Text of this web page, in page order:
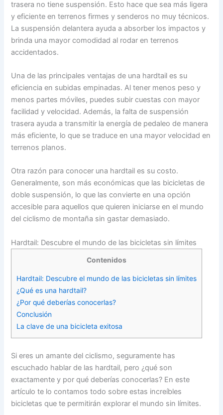
trasera no tiene suspensión. Esto hace que sea más ligera
y eficiente en terrenos firmes y senderos no muy técnicos.
La suspensión delantera ayuda a absorber los impactos y
brinda una mayor comodidad al rodar en terrenos
accidentados.
Una de las principales ventajas de una hardtail es su
eficiencia en subidas empinadas. Al tener menos peso y
menos partes móviles, puedes subir cuestas con mayor
facilidad y velocidad. Además, la falta de suspensión
trasera ayuda a transmitir la energía de pedaleo de manera
más eficiente, lo que se traduce en una mayor velocidad en
terrenos planos.
Otra razón para conocer una hardtail es su costo.
Generalmente, son más económicas que las bicicletas de
doble suspensión, lo que las convierte en una opción
accesible para aquellos que quieren iniciarse en el mundo
del ciclismo de montaña sin gastar demasiado.
Hardtail: Descubre el mundo de las bicicletas sin límites
Contenidos
Hardtail: Descubre el mundo de las bicicletas sin límites
¿Qué es una hardtail?
¿Por qué deberías conocerlas?
Conclusión
La clave de una bicicleta exitosa
Si eres un amante del ciclismo, seguramente has
escuchado hablar de las hardtail, pero ¿qué son
exactamente y por qué deberías conocerlas? En este
artículo te lo contamos todo sobre estas increíbles
bicicletas que te permitirán explorar el mundo sin límites.